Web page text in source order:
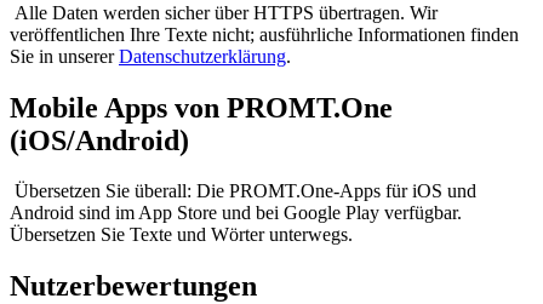
Alle Daten werden sicher über HTTPS übertragen. Wir
veröffentlichen Ihre Texte nicht; ausführliche Informationen finden
Sie in unsererDatenschutzerklärung.
Mobile Apps von PROMT.One
(iOS/Android)
Übersetzen Sie überall: Die PROMT.One-Apps für iOS und
Android sind im App Store und bei Google Play verfügbar.
Übersetzen Sie Texte und Wörter unterwegs.
Nutzerbewertungen